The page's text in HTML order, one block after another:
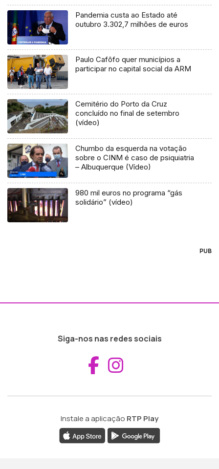
Pandemia custa ao Estado até
outubro 3.302,7 milhões de euros
Paulo Cafôfo quer municípios a
participar no capital social da ARM
Cemitério do Porto da Cruz
concluído no final de setembro
(vídeo)
Chumbo da esquerda na votação
sobre o CINM é caso de psiquiatria
– Albuquerque (Vídeo)
980 mil euros no programa “gás
solidário” (vídeo)
PUB
Siga-nos nas redes sociais
Aceder ao
Instale a aplicação RTP Play